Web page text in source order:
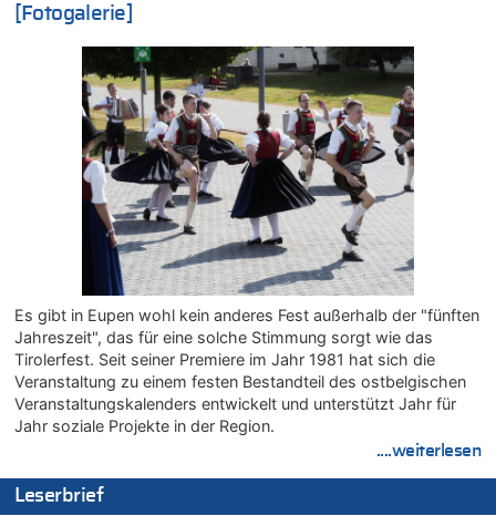
07.08.2026 - 00:50 von WK zu
07.08.2026 - 00:06 von 5/11 zu
Mehrere Menschen in Londons City niedergestochen
06.08.2026 - 23:53 von Foto Anneliese zu
Mehrere Menschen in Londons City niedergestochen
06.08.2026 - 23:25 von WK zu
FIFA-Spitze demonstriert Einigkeit trotz Kritik und neuer
Vorwürfe gegen Präsident Gianni Infantino
06.08.2026 - 22:48 von DG zu
FIFA-Spitze demonstriert Einigkeit trotz Kritik und neuer
Vorwürfe gegen Präsident Gianni Infantino
06.08.2026 - 22:07 von DR ALBERN zu
FIFA-Spitze demonstriert Einigkeit trotz Kritik und neuer
Vorwürfe gegen Präsident Gianni Infantino
06.08.2026 - 21:27 von klar zu
Mehrere Menschen in Londons City niedergestochen
Zweite Hitzewelle in diesem Sommer ist jetzt amtlich
06.08.2026 - 21:16 von michlaustderaffe zu
[Fotogalerie]
Es gibt in Eupen wohl kein anderes Fest außerhalb der "fünften
Jahreszeit", das für eine solche Stimmung sorgt wie das
Tirolerfest. Seit seiner Premiere im Jahr 1981 hat sich die
Veranstaltung zu einem festen Bestandteil des ostbelgischen
Veranstaltungskalenders entwickelt und unterstützt Jahr für
Jahr soziale Projekte in der Region.
....weiterlesen
Leserbrief